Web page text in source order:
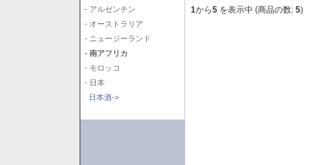
- アルゼンチン
- オーストラリア
- ニュージーランド
- 南アフリカ
- モロッコ
- 日本
日本酒->
1から5 を表示中 (商品の数: 5)